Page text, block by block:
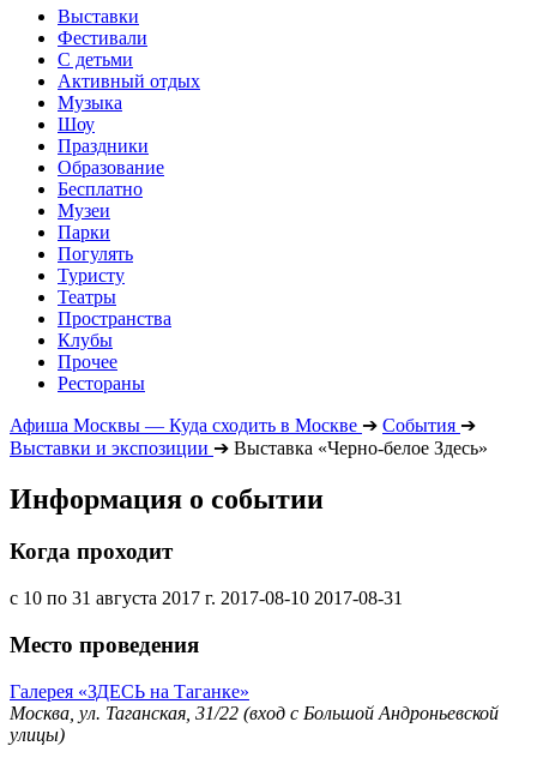
Выставки
Фестивали
С детьми
Активный отдых
Музыка
Шоу
Праздники
Образование
Бесплатно
Музеи
Парки
Погулять
Туристу
Театры
Пространства
Клубы
Прочее
Рестораны
Афиша Москвы — Куда сходить в Москве ➔ События ➔
Выставки и экспозиции ➔ Выставка «Черно-белое Здесь»
Информация о событии
Когда проходит
с 10 по 31 августа 2017 г. 2017-08-10 2017-08-31
Место проведения
Галерея «ЗДЕСЬ на Таганке»
Москва, ул. Таганская, 31/22 (вход с Большой Андроньевской
улицы)